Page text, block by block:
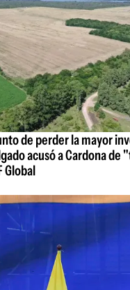
de perder la mayor
acusó a Cardona de
Global